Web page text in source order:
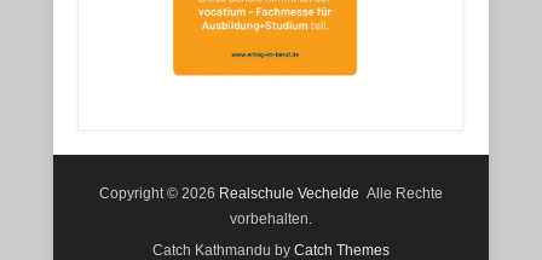
Copyright © 2026 Realschule Vechelde Alle Rechte
vorbehalten.
Catch Kathmandu by Catch Themes